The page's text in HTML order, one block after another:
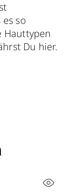
so
Hauttypen
Du hier.